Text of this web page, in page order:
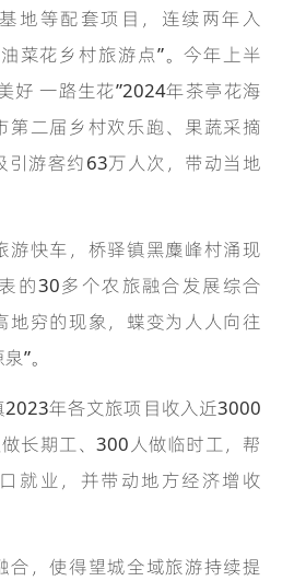
地等配套项目，连续两年入
菜花乡村旅游点”。今年上半
好 一路生花”2024年茶亭花海
第二届乡村欢乐跑、果蔬采摘
引游客约63万人次，带动当地
快车，桥驿镇黑麋峰村涌现
的30多个农旅融合发展综合
地穷的现象，蝶变为人人向往
”。
年各文旅项目收入近3000
长期工、300人做临时工，帮
就业，并带动地方经济增收
，使得望城全域旅游持续提